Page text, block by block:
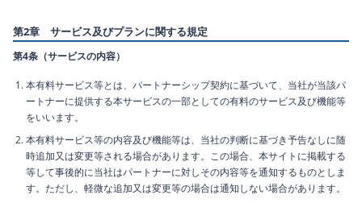
第2章 サービス及びプランに関する規定
第4条（サービスの内容）
本有料サービス等とは、パートナーシップ契約に基づいて、当社が当該パ
ートナーに提供する本サービスの一部としての有料のサービス及び機能等
をいいます。
本有料サービス等の内容及び機能等は、当社の判断に基づき予告なしに随
時追加又は変更等される場合があります。この場合、本サイトに掲載する
等して事後的に当社はパートナーに対しその内容等を通知するものとしま
す。ただし、軽微な追加又は変更等の場合は通知しない場合があります。